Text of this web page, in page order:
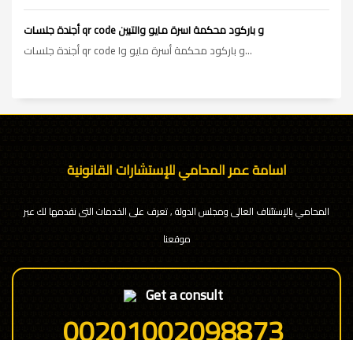
أجندة جلسات qr code و باركود محكمة اسرة مايو والتبين
أجندة جلسات qr code و باركود محكمة أسرة مايو وا...
اسامة عمر المحامي للإستشارات القانونية
المحامي بالإستئناف العالى ومجلس الدولة , تعرف على الخدمات التى نقدمها لك عبر
موقعنا
Get a consult